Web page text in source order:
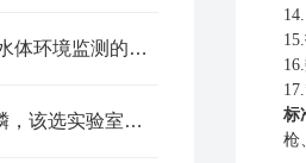
COD总氮检测仪：水体环境监测的重要工具
检测污水中氨氮总磷，该选实验室台式检测仪还是便携式检测仪？
14
15
16.
标
枪